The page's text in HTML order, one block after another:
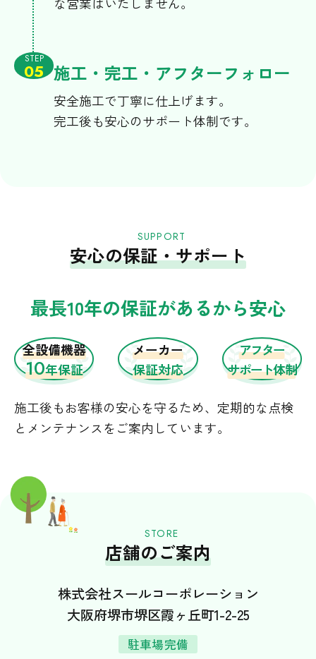
STEP
05 施工・完工・アフターフォロー
安全施工で丁寧に仕上げます。
完工後も安心のサポート体制です。
SUPPORT
安心の保証・サポート
最長10年の保証があるから安心
全設備機器
10年保証
メーカー
保証対応
アフター
サポート体制
施工後もお客様の安心を守るため、定期的な点検
とメンテナンスをご案内しています。
STORE
店舗のご案内
株式会社スールコーポレーション
大阪府堺市堺区霞ヶ丘町1-2-25
駐車場完備